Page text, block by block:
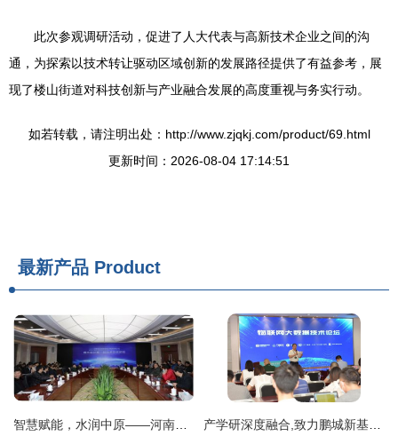
此次参观调研活动，促进了人大代表与高新技术企业之间的沟
通，为探索以技术转让驱动区域创新的发展路径提供了有益参考，展
现了楼山街道对科技创新与产业融合发展的高度重视与务实行动。
如若转载，请注明出处：http://www.zjqkj.com/product/69.html
更新时间：2026-08-04 17:14:51
最新产品 Product